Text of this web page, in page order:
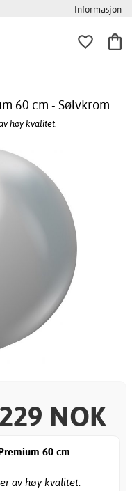
Informasjon
60 cm - Sølvkrom
høy kvalitet.
229 NOK
60 cm -
av høy kvalitet.